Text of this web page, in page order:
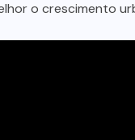
o crescimento